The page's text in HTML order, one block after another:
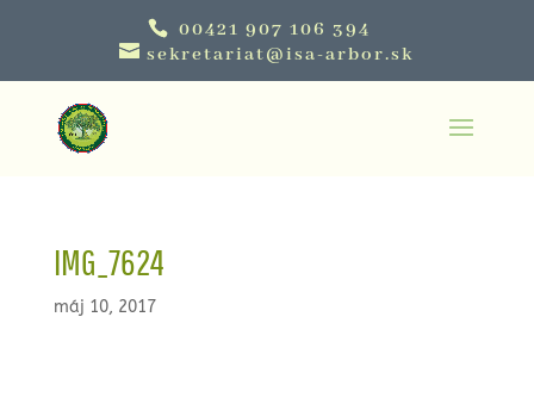
00421 907 106 394
sekretariat@isa-arbor.sk
IMG_7624
máj 10, 2017